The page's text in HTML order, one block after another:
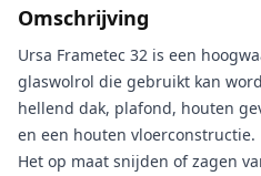
Omschrijving
Ursa Frametec 32 is een
glaswolrol die gebruikt kan
hellend dak, plafond, houten
en een houten vloerconstructie.
Het op maat snijden of zagen